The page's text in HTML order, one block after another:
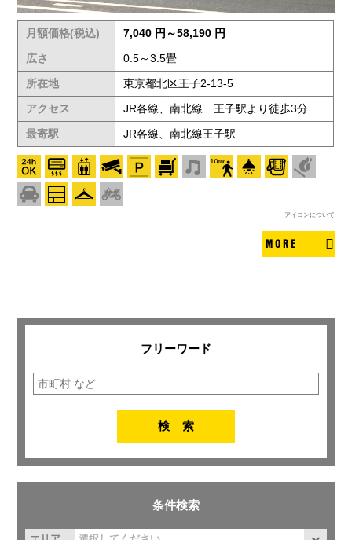
月額価格(税込)
7,040 円～58,190 円
広さ
0.5～3.5畳
所在地
東京都北区王子2-13-5
アクセス
JR各線、南北線 王子駅より徒歩3分
最寄駅
JR各線、南北線王子駅
アイコンについて
MORE
フリーワード
条件検索